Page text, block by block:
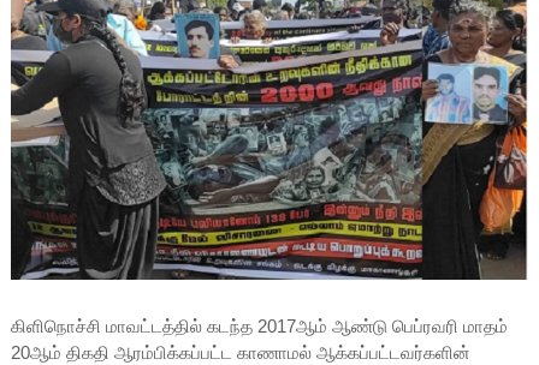
கிளிநொச்சி மாவட்டத்தில் கடந்த 2017ஆம் ஆண்டு பெப்ரவரி மாதம்
20ஆம் திகதி ஆரம்பிக்கப்பட்ட காணாமல் ஆக்கப்பட்டவர்களின்